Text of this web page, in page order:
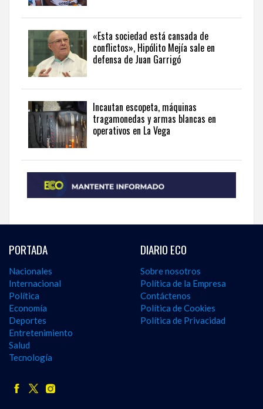
English.
«Esta sociedad está cansada de
conflictos», Hipólito Mejía sale en
defensa de Juan Garrigó
Incautan escopeta, máquinas
tragamonedas y armas blancas en
operativos en La Vega
PORTADA
Nacionales
Internacional
Política
Economía
Deportes
Entretenimiento
Salud
Tecnología
DIARIO ECO
Sobre nosotros
Política de la Empresa
Contáctenos
Política de Cookies
Política de Privacidad